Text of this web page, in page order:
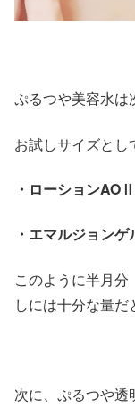
ぷるつや美容水は
お試しサイズとし
・ローション
・エマルジョン
このように半月
しには十分な量だ
次に、ぷるつや透